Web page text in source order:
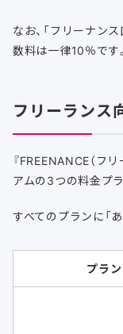
なお、「フリーナン
数料は一律10％です。
フリーランス
『FREENANCE（フ
アムの3つの料金プ
すべてのプランに「
プラン